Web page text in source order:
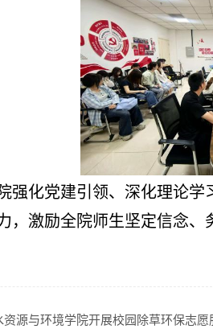
强化党建引领、深化理论
，激励全院师生坚定信念
源与环境学院开展校园除草环保志愿